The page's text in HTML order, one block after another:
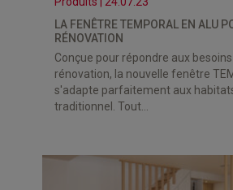
LA FENÊTRE TEMPORAL EN ALU
RÉNOVATION
Conçue pour répondre aux
rénovation, la nouvelle fenêtre
s'adapte parfaitement aux
traditionnel. Tout...